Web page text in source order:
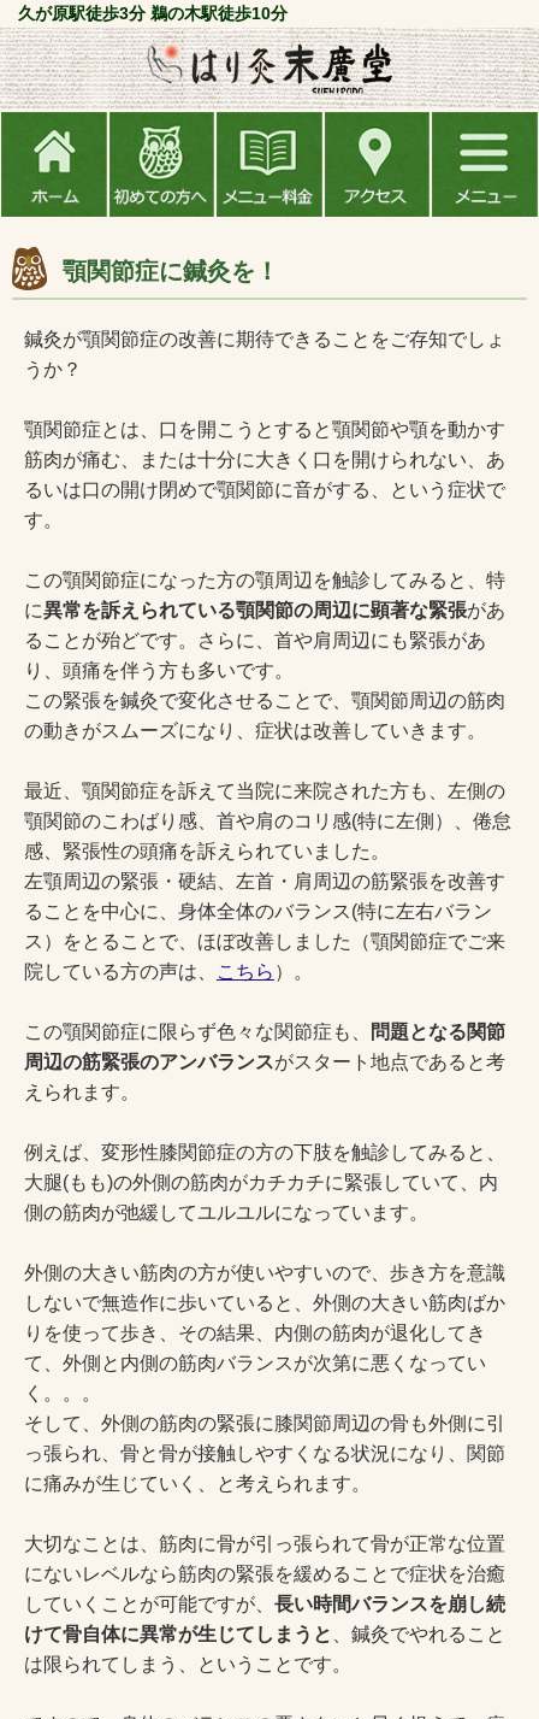
久が原駅徒歩3分 鵜の木駅徒歩10分
顎関節症に鍼灸を！
鍼灸が顎関節症の改善に期待できることをご存知でしょ
うか？
顎関節症とは、口を開こうとすると顎関節や顎を動かす
筋肉が痛む、または十分に大きく口を開けられない、あ
るいは口の開け閉めで顎関節に音がする、という症状で
す。
この顎関節症になった方の顎周辺を触診してみると、特
に異常を訴えられている顎関節の周辺に顕著な緊張があ
ることが殆どです。さらに、首や肩周辺にも緊張があ
り、頭痛を伴う方も多いです。
この緊張を鍼灸で変化させることで、顎関節周辺の筋肉
の動きがスムーズになり、症状は改善していきます。
最近、顎関節症を訴えて当院に来院された方も、左側の
顎関節のこわばり感、首や肩のコリ感(特に左側）、倦怠
感、緊張性の頭痛を訴えられていました。
左顎周辺の緊張・硬結、左首・肩周辺の筋緊張を改善す
ることを中心に、身体全体のバランス(特に左右バラン
ス）をとることで、ほぼ改善しました（顎関節症でご来
院している方の声は、
こちら ）。
この顎関節症に限らず色々な関節症も、
問題となる関節
周辺の筋緊張のアンバランスがスタート地点であると考
えられます。
例えば、変形性膝関節症の方の下肢を触診してみると、
大腿(もも)の外側の筋肉がカチカチに緊張していて、内
側の筋肉が弛緩してユルユルになっています。
外側の大きい筋肉の方が使いやすいので、歩き方を意識
しないで無造作に歩いていると、外側の大きい筋肉ばか
りを使って歩き、その結果、内側の筋肉が退化してき
て、外側と内側の筋肉バランスが次第に悪くなってい
く。。。
そして、外側の筋肉の緊張に膝関節周辺の骨も外側に引
っ張られ、骨と骨が接触しやすくなる状況になり、関節
に痛みが生じていく、と考えられます。
大切なことは、筋肉に骨が引っ張られて骨が正常な位置
にないレベルなら筋肉の緊張を緩めることで症状を治癒
していくことが可能ですが、 長い時間バランスを崩し続
けて骨自体に異常が生じてしまうと
、鍼灸でやれること
は限られてしまう、ということです。